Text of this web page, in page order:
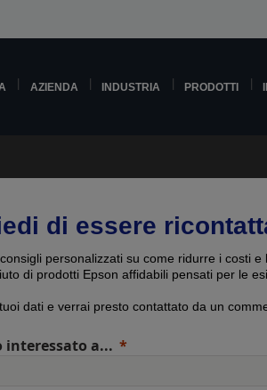
AZIENDA INDUSTRIA PRODOTTI
di essere
personalizzati su come ridurre i costi
di prodotti Epson affidabili pensati per le
dati e verrai presto contattato da un
interessato a...